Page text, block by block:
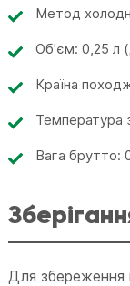
Метод
Об'єм: 0,25 л
Країна
Температура
Вага брутто:
Для збереження